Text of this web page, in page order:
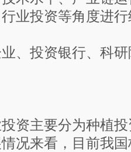
业投资等角度进
、投资银行、科研
主要分为种植投
况来看，目前我